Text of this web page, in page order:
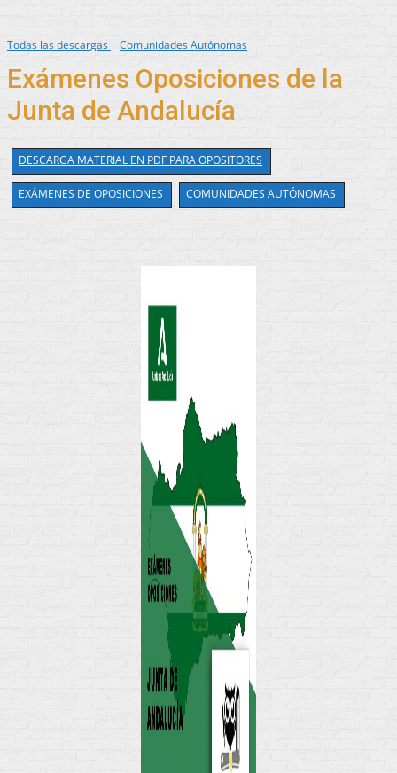
Todas las descargas Comunidades Autónomas
Exámenes Oposiciones de la
Junta de Andalucía
DESCARGA MATERIAL EN PDF PARA OPOSITORES
EXÁMENES DE OPOSICIONES COMUNIDADES AUTÓNOMAS